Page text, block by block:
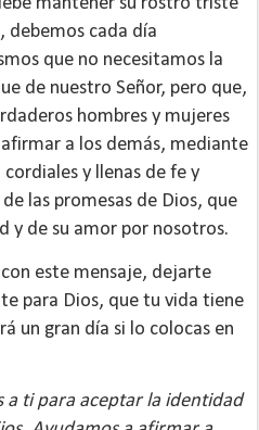
debemos cada día
que no necesitamos la
de nuestro Señor, pero que,
hombres y mujeres
a los demás, mediante
y llenas de fe y
las promesas de Dios, que
y de su amor por nosotros.
este mensaje, dejarte
para Dios, que tu vida tiene
un gran día si lo colocas en
a ti para aceptar la identidad